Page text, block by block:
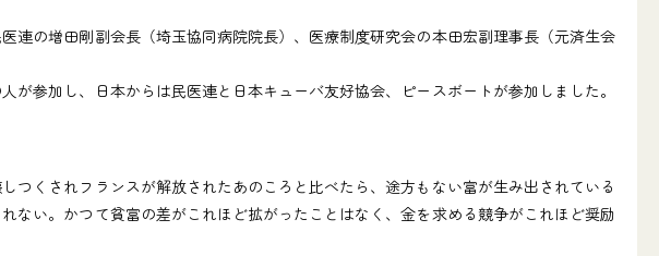
の増田剛副会長（埼玉協同病院院長）、医療制度研究会の本田宏副理事長（元済生会
参加し、日本からは民医連と日本キューバ友好協会、ピースボートが参加しました。
くされフランスが解放されたあのころと比べたら、途方もない富が生み出されている
い。かつて貧富の差がこれほど拡がったことはなく、金を求める競争がこれほど奨励